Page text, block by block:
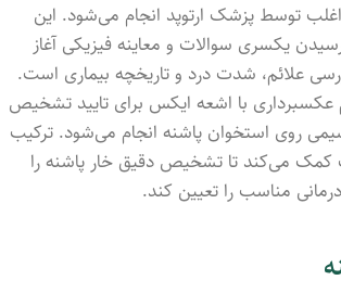
توسط پزشک ارتوپد انجام می‌شود. این
یکسری سوالات و معاینه فیزیکی آغاز
علائم، شدت درد و تاریخچه بیماری است.
با اشعه ایکس برای تایید تشخیص
روی استخوان پاشنه انجام می‌شود. ترکیب
می‌کند تا تشخیص دقیق خار پاشنه را
مناسب را تعیین کند.